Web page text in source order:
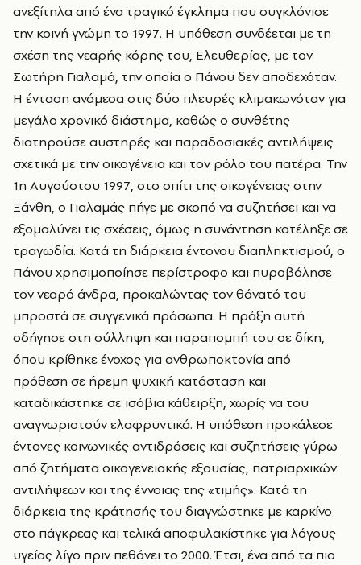
ανεξίτηλα από ένα τραγικό έγκλημα που συγκλόνισε
την κοινή γνώμη το 1997. Η υπόθεση συνδέεται με τη
σχέση της νεαρής κόρης του, Ελευθερίας, με τον
Σωτήρη Γιαλαμά, την οποία ο Πάνου δεν αποδεχόταν.
Η ένταση ανάμεσα στις δύο πλευρές κλιμακωνόταν για
μεγάλο χρονικό διάστημα, καθώς ο συνθέτης
διατηρούσε αυστηρές και παραδοσιακές αντιλήψεις
σχετικά με την οικογένεια και τον ρόλο του πατέρα. Την
1η Αυγούστου 1997, στο σπίτι της οικογένειας στην
Ξάνθη, ο Γιαλαμάς πήγε με σκοπό να συζητήσει και να
εξομαλύνει τις σχέσεις, όμως η συνάντηση κατέληξε σε
τραγωδία. Κατά τη διάρκεια έντονου διαπληκτισμού, ο
Πάνου χρησιμοποίησε περίστροφο και πυροβόλησε
τον νεαρό άνδρα, προκαλώντας τον θάνατό του
μπροστά σε συγγενικά πρόσωπα. Η πράξη αυτή
οδήγησε στη σύλληψη και παραπομπή του σε δίκη,
όπου κρίθηκε ένοχος για ανθρωποκτονία από
πρόθεση σε ήρεμη ψυχική κατάσταση και
καταδικάστηκε σε ισόβια κάθειρξη, χωρίς να του
αναγνωριστούν ελαφρυντικά. Η υπόθεση προκάλεσε
έντονες κοινωνικές αντιδράσεις και συζητήσεις γύρω
από ζητήματα οικογενειακής εξουσίας, πατριαρχικών
αντιλήψεων και της έννοιας της «τιμής». Κατά τη
διάρκεια της κράτησής του διαγνώστηκε με καρκίνο
στο πάγκρεας και τελικά αποφυλακίστηκε για λόγους
υγείας λίγο πριν πεθάνει το 2000. Έτσι, ένα από τα πιο